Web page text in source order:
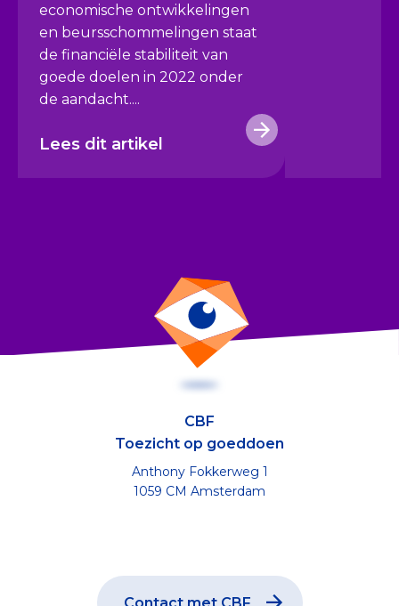
economische ontwikkelingen
en beursschommelingen staat
de financiële stabiliteit van
goede doelen in 2022 onder
de aandacht....
Lees dit artikel
CBF
Toezicht op goeddoen
Anthony Fokkerweg 1
1059 CM Amsterdam